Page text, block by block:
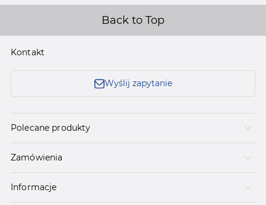
Back to Top
Kontakt
Wyślij zapytanie
Polecane produkty
Zamówienia
Informacje